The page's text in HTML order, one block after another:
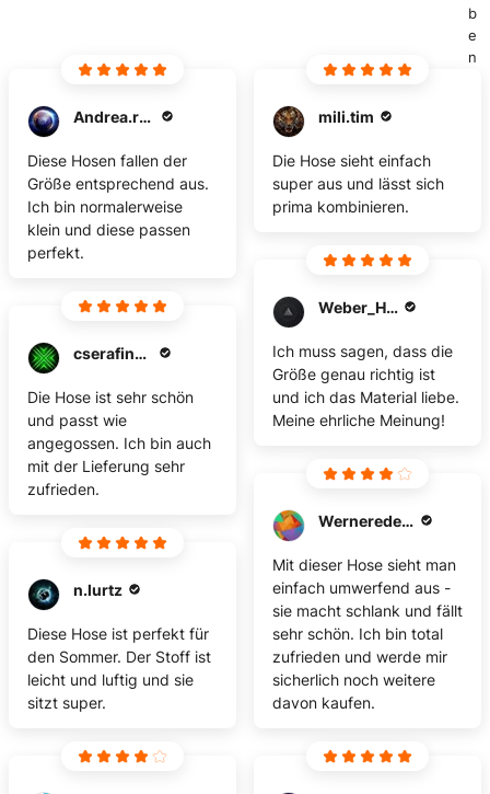
b
e
n
Andrea.ruisinger
Diese Hosen fallen der
Größe entsprechend aus.
Ich bin normalerweise
klein und diese passen
perfekt.
mili.tim
Die Hose sieht einfach
super aus und lässt sich
prima kombinieren.
Weber_Holzbau
Ich muss sagen, dass die
Größe genau richtig ist
und ich das Material liebe.
Meine ehrliche Meinung!
cserafinowicz
Die Hose ist sehr schön
und passt wie
angegossen. Ich bin auch
mit der Lieferung sehr
zufrieden.
Werneredelgard55
Mit dieser Hose sieht man
einfach umwerfend aus -
sie macht schlank und fällt
sehr schön. Ich bin total
zufrieden und werde mir
sicherlich noch weitere
davon kaufen.
n.lurtz
Diese Hose ist perfekt für
den Sommer. Der Stoff ist
leicht und luftig und sie
sitzt super.